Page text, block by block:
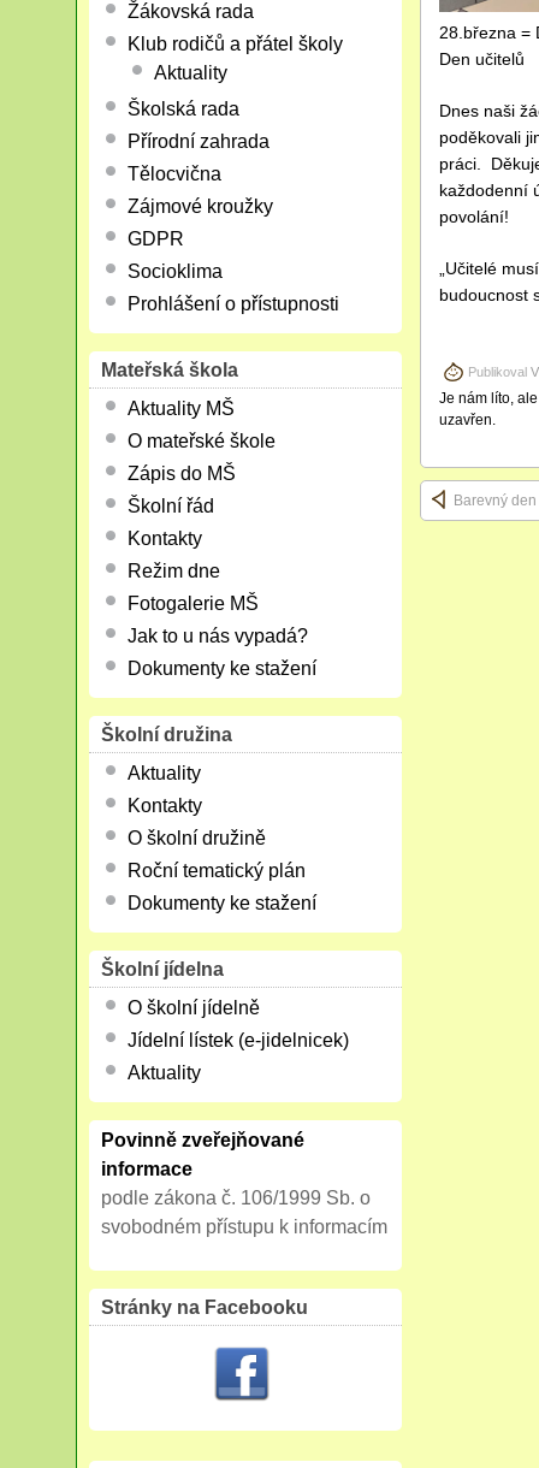
28.března =
Den učitelů
Dnes naši
poděkovali
práci.
každodenní
povolání!
„Učitelé
budoucnost
Publikoval
Je nám líto,
uzavřen.
Barevný
Žákovská rada
Klub rodičů a přátel školy
Aktuality
Školská rada
Přírodní zahrada
Tělocvična
Zájmové kroužky
GDPR
Socioklima
Prohlášení o přístupnosti
Mateřská škola
Aktuality MŠ
O mateřské škole
Zápis do MŠ
Školní řád
Kontakty
Režim dne
Fotogalerie MŠ
Jak to u nás vypadá?
Dokumenty ke stažení
Školní družina
Aktuality
Kontakty
O školní družině
Roční tematický plán
Dokumenty ke stažení
Školní jídelna
O školní jídelně
Jídelní lístek (e-jidelnicek)
Aktuality
Povinně zveřejňované
informace
podle zákona č. 106/1999 Sb. o
svobodném přístupu k informacím
Stránky na Facebooku